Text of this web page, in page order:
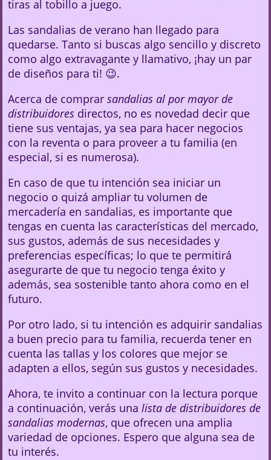
tiras al tobillo a juego.
Las sandalias de verano han llegado para
quedarse. Tanto si buscas algo sencillo y discreto
como algo extravagante y llamativo, ¡hay un par
de diseños para ti! 😉.
Acerca de comprarsandalias al por mayor de
distribuidores directos, no es novedad decir que
tiene sus ventajas, ya sea para hacer negocios
con la reventa o para proveer a tu familia (en
especial, si es numerosa).
En caso de que tu intención sea iniciar un
negocio o quizá ampliar tu volumen de
mercadería en sandalias, es importante que
tengas en cuenta las características del mercado,
sus gustos, además de sus necesidades y
preferencias específicas; lo que te permitirá
asegurarte de que tu negocio tenga éxito y
además, sea sostenible tanto ahora como en el
futuro.
Por otro lado, si tu intención es adquirir sandalias
a buen precio para tu familia, recuerda tener en
cuenta las tallas y los colores que mejor se
adapten a ellos, según sus gustos y necesidades.
Ahora, te invito a continuar con la lectura porque
a continuación, verás unalista de distribuidores de
sandalias modernas, que ofrecen una amplia
variedad de opciones. Espero que alguna sea de
tu interés.